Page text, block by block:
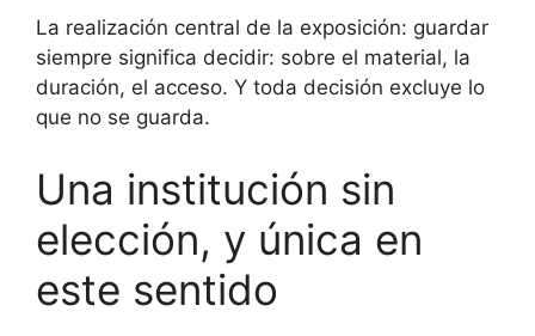
La realización central de la exposición: guardar
siempre significa decidir: sobre el material, la
duración, el acceso. Y toda decisión excluye lo
que no se guarda.
Una institución sin
elección, y única en
este sentido